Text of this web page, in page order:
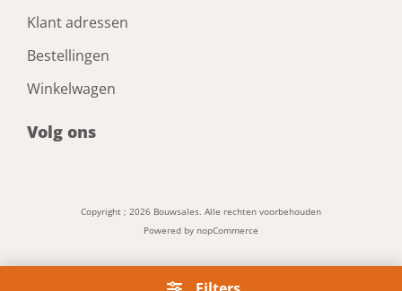
Klant adressen
Bestellingen
Winkelwagen
Volg ons
Copyright ; 2026 Bouwsales. Alle rechten voorbehouden
Powered by nopCommerce